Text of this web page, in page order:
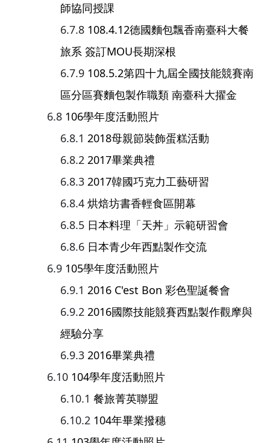
師協同授課
108.4.12德國麵包飄香南臺科大餐
旅系 簽訂MOU長期深根
108.5.2第四十九屆全國技能競賽南
區分區賽麵包製作職類 南臺科大擢金
106學年度活動照片
2018母親節裝飾蛋糕活動
2017畢業典禮
2017韓國巧克力工藝研習
烘焙坊書香輕食區開幕
日本料理「天丼」示範研習會
日本青少年西點製作交流
105學年度活動照片
2016 C'est Bon 彩色聖誕餐會
2016國際技能競賽西點製作觀摩與
經驗分享
2016畢業典禮
104學年度活動照片
餐旅菁英聯盟
104年畢業撥穗